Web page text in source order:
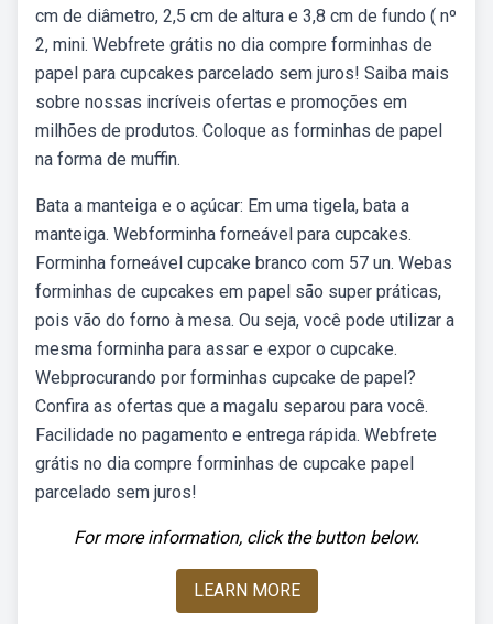
cm de diâmetro, 2,5 cm de altura e 3,8 cm de fundo ( nº
2, mini. Webfrete grátis no dia compre forminhas de
papel para cupcakes parcelado sem juros! Saiba mais
sobre nossas incríveis ofertas e promoções em
milhões de produtos. Coloque as forminhas de papel
na forma de muffin.
Bata a manteiga e o açúcar: Em uma tigela, bata a
manteiga. Webforminha forneável para cupcakes.
Forminha forneável cupcake branco com 57 un. Webas
forminhas de cupcakes em papel são super práticas,
pois vão do forno à mesa. Ou seja, você pode utilizar a
mesma forminha para assar e expor o cupcake.
Webprocurando por forminhas cupcake de papel?
Confira as ofertas que a magalu separou para você.
Facilidade no pagamento e entrega rápida. Webfrete
grátis no dia compre forminhas de cupcake papel
parcelado sem juros!
For more information, click the button below.
LEARN MORE